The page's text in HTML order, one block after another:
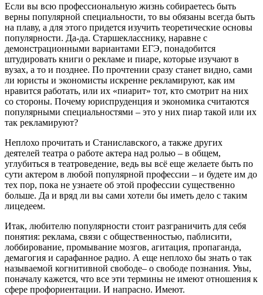
Если вы всю профессиональную жизнь собираетесь быть
верны популярной специальности, то вы обязаны всегда быть
на плаву, а для этого придется изучить теоретические основы
популярности. Да-да. Старшекласснику, наравне с
демонстрационными вариантами ЕГЭ, понадобится
штудировать книги о рекламе и пиаре, которые изучают в
вузах, а то и позднее. По прочтении сразу станет видно, сами
ли юристы и экономисты искренне рекламируют, как им
нравится работать, или их «пиарит» тот, кто смотрит на них
со стороны. Почему юриспруденция и экономика считаются
популярными специальностями – это у них пиар такой или их
так рекламируют?
Неплохо прочитать и Станиславского, а также других
деятелей театра о работе актера над ролью – в общем,
углубиться в театроведение, ведь вы всё еще желаете быть по
сути актером в любой популярной профессии – и будете им до
тех пор, пока не узнаете об этой профессии существенно
больше. Да и вряд ли вы сами хотели бы иметь дело с таким
лицедеем.
Итак, любителю популярности стоит разграничить для себя
понятия: реклама, связи с общественностью, паблисити,
лоббирование, промывание мозгов, агитация, пропаганда,
демагогия и сарафанное радио. А еще неплохо бы знать о так
называемой когнитивной свободе– о свободе познания. Увы,
поначалу кажется, что все эти термины не имеют отношения к
сфере профориентации. И напрасно. Имеют.